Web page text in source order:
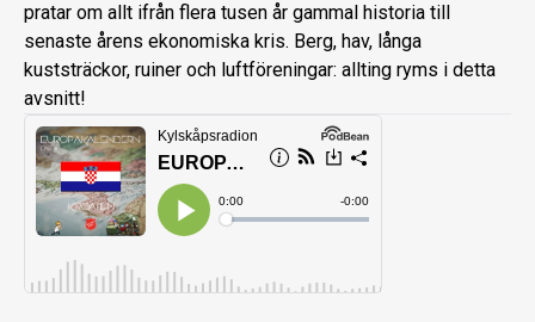
pratar om allt ifrån flera tusen år gammal historia till
senaste årens ekonomiska kris. Berg, hav, långa
kuststräckor, ruiner och luftföreningar: allting ryms i detta
avsnitt!